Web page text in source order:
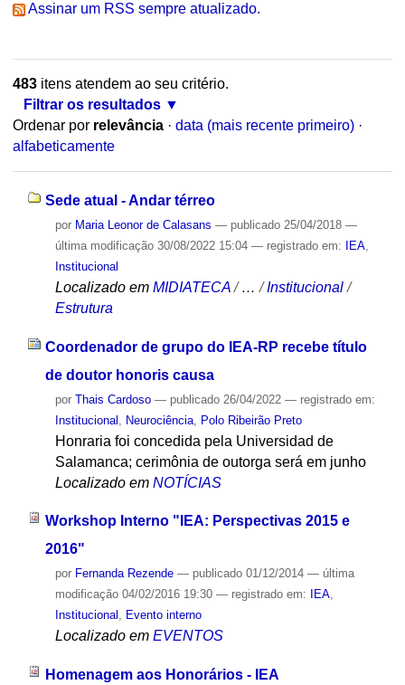
Assinar um RSS sempre atualizado.
483itens atendem ao seu critério.
Filtrar os resultados
Ordenar por relevância · data (mais recente primeiro) ·
alfabeticamente
Sede atual - Andar térreo
por Maria Leonor de Calasans — publicado25/04/2018 —
última modificação30/08/2022 15:04 — registrado em: IEA,
Institucional
Localizado em MIDIATECA /…/Institucional /
Estrutura
Coordenador de grupo do IEA-RP recebe título
de doutor honoris causa
por Thais Cardoso — publicado26/04/2022 — registrado em:
Institucional
Neurociência, Polo Ribeirão Preto
Honraria foi concedida pela Universidad de
Salamanca; cerimônia de outorga será em junho
Localizado em NOTÍCIAS
Workshop Interno "IEA: Perspectivas 2015 e
2016"
por Fernanda Rezende — publicado01/12/2014 — última
modificação04/02/2016 19:30 — registrado em: IEA,
Institucional , Evento interno
Localizado em EVENTOS
Homenagem aos Honorários - IEA